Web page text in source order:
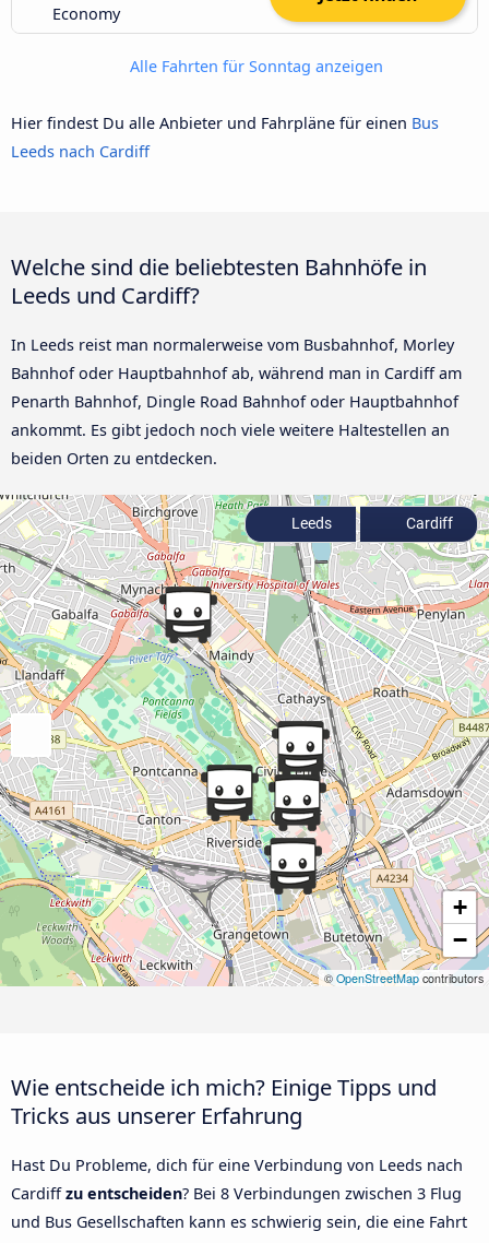
Economy
Alle Fahrten für Sonntag anzeigen
Hier findest Du alle Anbieter und Fahrpläne für einen Bus
Leeds nach Cardiff
Welche sind die beliebtesten Bahnhöfe in
Leeds und Cardiff?
In Leeds reist man normalerweise vom Busbahnhof, Morley
Bahnhof oder Hauptbahnhof ab, während man in Cardiff am
Penarth Bahnhof, Dingle Road Bahnhof oder Hauptbahnhof
ankommt. Es gibt jedoch noch viele weitere Haltestellen an
beiden Orten zu entdecken.
+
−
© OpenStreetMap contributors
Leeds Cardiff
Wie entscheide ich mich? Einige Tipps und
Tricks aus unserer Erfahrung
Hast Du Probleme, dich für eine Verbindung von Leeds nach
Cardiffzu entscheiden? Bei 8 Verbindungen zwischen 3 Flug
und Bus Gesellschaften kann es schwierig sein, die eine Fahrt